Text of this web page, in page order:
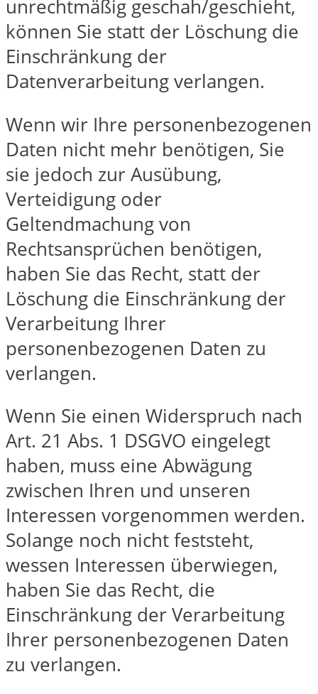
unrechtmäßig geschah/geschieht,
können Sie statt der Löschung die
Einschränkung der
Datenverarbeitung verlangen.
Wenn wir Ihre personenbezogenen
Daten nicht mehr benötigen, Sie
sie jedoch zur Ausübung,
Verteidigung oder
Geltendmachung von
Rechtsansprüchen benötigen,
haben Sie das Recht, statt der
Löschung die Einschränkung der
Verarbeitung Ihrer
personenbezogenen Daten zu
verlangen.
Wenn Sie einen Widerspruch nach
Art. 21 Abs. 1 DSGVO eingelegt
haben, muss eine Abwägung
zwischen Ihren und unseren
Interessen vorgenommen werden.
Solange noch nicht feststeht,
wessen Interessen überwiegen,
haben Sie das Recht, die
Einschränkung der Verarbeitung
Ihrer personenbezogenen Daten
zu verlangen.